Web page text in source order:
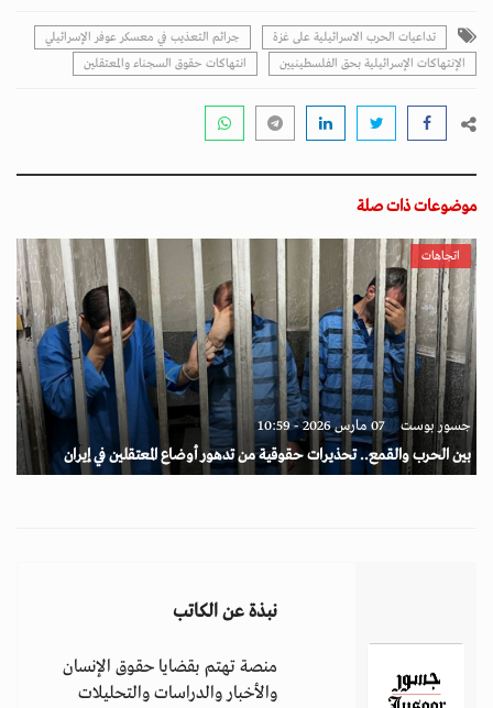
تداعيات الحرب الاسرائيلية على غزة
جرائم التعذيب في معسكر عوفر الإسرائيلي
الإنتهاكات الإسرائيلية بحق الفلسطينيين
انتهاكات حقوق السجناء والمعتقلين
موضوعات ذات صلة
اتجاهات
جسور بوست 07 مارس 2026 - 10:59
بين الحرب والقمع.. تحذيرات حقوقية من تدهور أوضاع المعتقلين في إيران
نبذة عن الكاتب
منصة تهتم بقضايا حقوق الإنسان
والأخبار والدراسات والتحليلات